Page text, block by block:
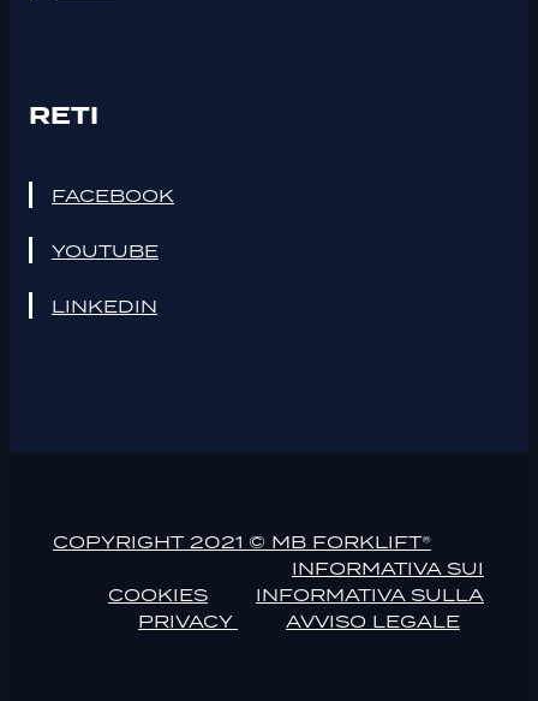
RETI
FACEBOOK
YOUTUBE
LINKEDIN
COPYRIGHT 2021 © MB FORKLIFT®
INFORMATIVA SUI
COOKIES
INFORMATIVA SULLA
PRIVACY
AVVISO LEGALE